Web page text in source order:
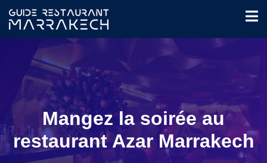
Mangez la soirée au
restaurant Azar Marrakech